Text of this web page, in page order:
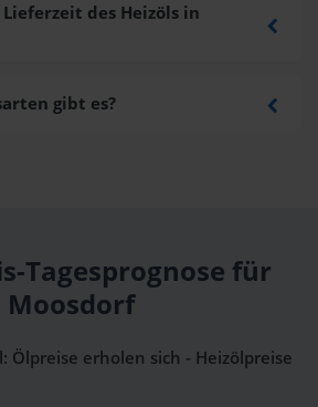
des Heizöls in
gibt es?
Tagesprognose für
Moosdorf
Ölpreise erholen sich - Heizölpreise